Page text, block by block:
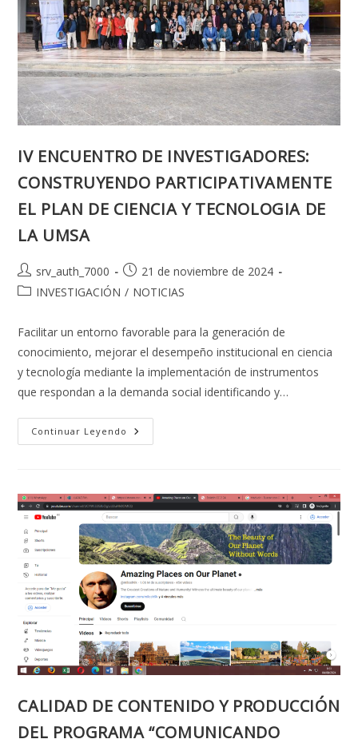
IV ENCUENTRO DE INVESTIGADORES:
CONSTRUYENDO PARTICIPATIVAMENTE
EL PLAN DE CIENCIA Y TECNOLOGIA DE
LA UMSA
Autor
de
srv_auth_7000
Publicación
de
21 de noviembre de 2024
Categoría
la
INVESTIGACIÓN / NOTICIAS
Facilitar un entorno favorable para la generación de
conocimiento, mejorar el desempeño institucional en ciencia
y tecnología mediante la implementación de instrumentos
que respondan a la demanda social identificando y…
Continuar Leyendo IV
ENCUENTRO
EL
PLAN
DE
CIENCIA
Y
TECNOLOGIA
DE
LA
UMSA
CALIDAD DE CONTENIDO Y PRODUCCIÓN
DEL PROGRAMA “COMUNICANDO